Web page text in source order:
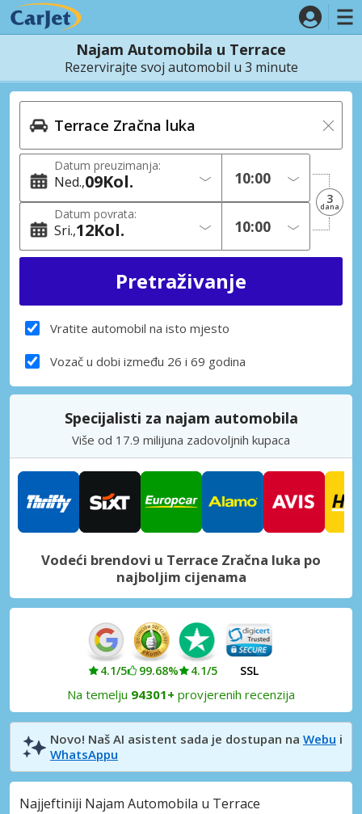
Najam Automobila u Terrace
Rezervirajte svoj automobil u 3 minute
Datum preuzimanja:
Ned. 09Kol.
Datum povrata:
Sri. 12Kol.
3
dana
Vratite automobil na isto mjesto
Vozač u dobi između 26 i 69 godina
Specijalisti za najam automobila
Više od 17.9 milijuna zadovoljnih kupaca
Vodeći brendovi u Terrace Zračna luka po
najboljim cijenama
4.1/5 99.68% 4.1/5 SSL
Na temelju 94301+ provjerenih recenzija
Novo! Naš AI asistent sada je dostupan na Webu i
WhatsAppu
Najjeftiniji Najam Automobila u Terrace